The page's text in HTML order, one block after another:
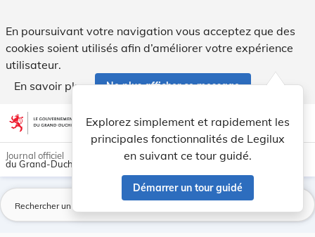
En poursuivant votre navigation vous acceptez que des
cookies soient utilisés afin d’améliorer votre expérience
utilisateur.
En savoir plus
Ne plus afficher ce message
Aller au contenu account_circle help Aide
Explorez simplement et rapidement les
principales fonctionnalités de Legilux
en suivant ce tour guidé.
Démarrer un tour guidé
light_mode dark_mode
Journal officiel
du Grand-Duché de Luxembourg